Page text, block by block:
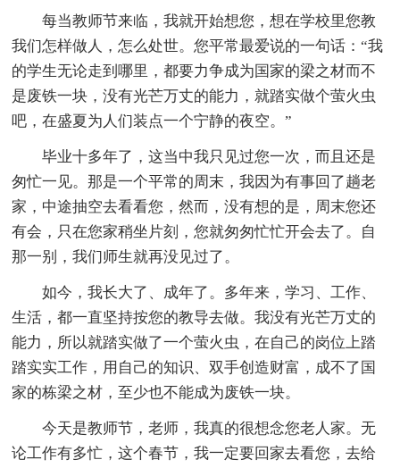
每当教师节来临，我就开始想您，想在学校里您教
我们怎样做人，怎么处世。您平常最爱说的一句话：“我
的学生无论走到哪里，都要力争成为国家的梁之材而不
是废铁一块，没有光芒万丈的能力，就踏实做个萤火虫
吧，在盛夏为人们装点一个宁静的夜空。”
毕业十多年了，这当中我只见过您一次，而且还是
匆忙一见。那是一个平常的周末，我因为有事回了趟老
家，中途抽空去看看您，然而，没有想的是，周末您还
有会，只在您家稍坐片刻，您就匆匆忙忙开会去了。自
那一别，我们师生就再没见过了。
如今，我长大了、成年了。多年来，学习、工作、
生活，都一直坚持按您的教导去做。我没有光芒万丈的
能力，所以就踏实做了一个萤火虫，在自己的岗位上踏
踏实实工作，用自己的知识、双手创造财富，成不了国
家的栋梁之材，至少也不能成为废铁一块。
今天是教师节，老师，我真的很想念您老人家。无
论工作有多忙，这个春节，我一定要回家去看您，去给